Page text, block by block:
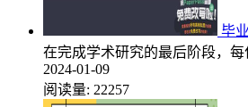
毕
在完成学术研究的最后阶段，
2024-01-09
阅读量: 22257